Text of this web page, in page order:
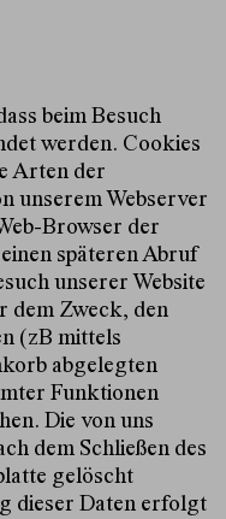
beim Besuch
werden. Cookies
Arten der
unserem Webserver
Browser der
späteren Abruf
unserer Website
dem Zweck, den
(zB mittels
abgelegten
Funktionen
Die von uns
dem Schließen des
gelöscht
dieser Daten erfolgt